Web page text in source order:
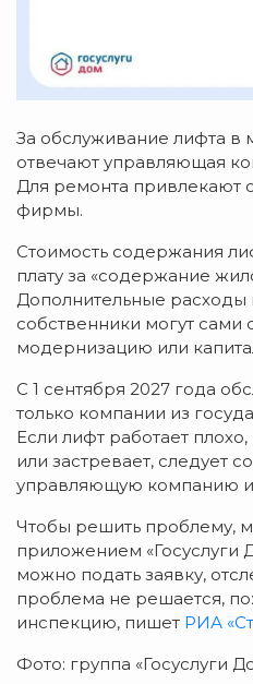
За обслуживание лифта
отвечают управляющая
Для ремонта привлекают
фирмы.
Стоимость содержания
плату за «содержание
Дополнительные расходы
собственники могут сами
модернизацию или
С 1 сентября 2027 года
только компании из
Если лифт работает
или застревает, следует
управляющую компанию
Чтобы решить проблему,
приложением «Госуслуги
можно подать заявку,
проблема не решается,
инспекцию, пишет РИА
Фото: группа «Госуслуги